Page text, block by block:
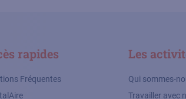
rapides
Fréquentes
Les
Qui sommes-
Travailler avec